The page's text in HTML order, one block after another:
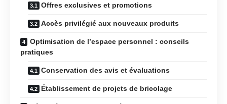
Offres exclusives et promotions
Accès privilégié aux nouveaux produits
Optimisation de l’espace personnel : conseils
pratiques
Conservation des avis et évaluations
Établissement de projets de bricolage